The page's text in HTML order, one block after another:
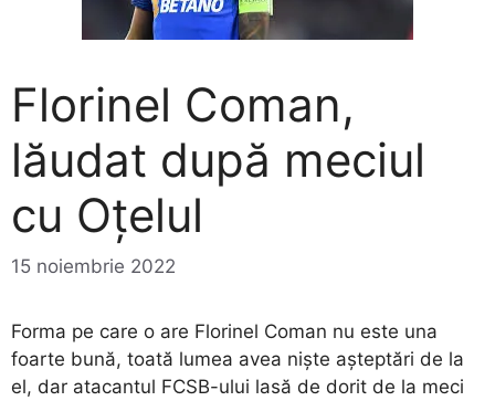
Florinel Coman,
lăudat după meciul
cu Oțelul
15 noiembrie 2022
Forma pe care o are Florinel Coman nu este una
foarte bună, toată lumea avea niște așteptări de la
el, dar atacantul FCSB-ului lasă de dorit de la meci